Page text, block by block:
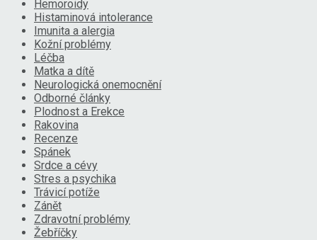
Hemoroidy
Histaminová intolerance
Imunita a alergia
Kožní problémy
Léčba
Matka a dítě
Neurologická onemocnění
Odborné články
Plodnost a Erekce
Rakovina
Recenze
Spánek
Srdce a cévy
Stres a psychika
Trávicí potíže
Zánět
Zdravotní problémy
Žebříčky